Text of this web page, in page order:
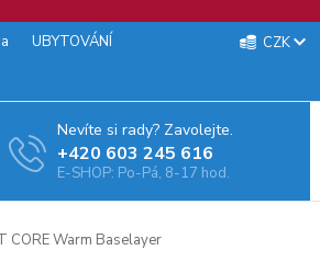
UBYTOVÁNÍ
CZK
Nevíte si rady? Zavolejte.
+‭420 603 245 616‬
E-SHOP: Po-Pá, 8-17 hod.
CORE Warm Baselayer